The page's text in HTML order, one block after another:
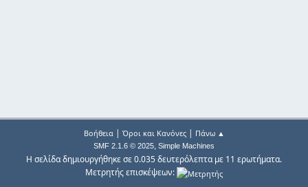
Βοήθεια| Όροι και Κανόνες| Πάνω ▲
SMF 2.1.6 © 2025, Simple Machines
Η σελίδα δημιουργήθηκε σε 0.035 δευτερόλεπτα με 11 ερωτήματα.
Μετρητής επισκέψεων: